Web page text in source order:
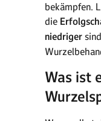
bekämpfen.
die
niedriger
Was ist